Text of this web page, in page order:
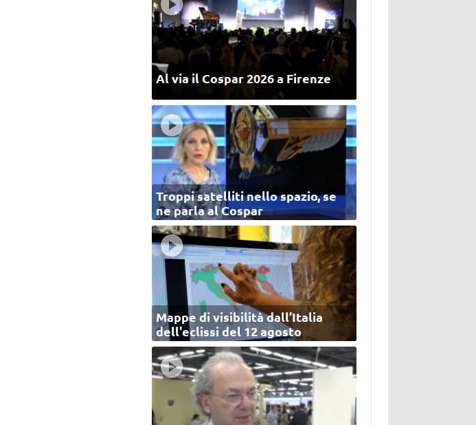
Al via il Cospar 2026 a Firenze
Troppi satelliti nello spazio, se
ne parla al Cospar
Mappe di visibilità dall’Italia
dell'eclissi del 12 agosto